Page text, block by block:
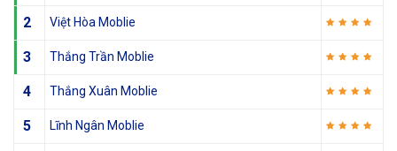
2 Việt Hòa Moblie
3 Thắng Trần Moblie
4 Thắng Xuân Moblie
5 Lĩnh Ngân Moblie